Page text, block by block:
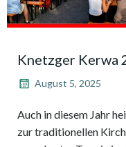
Knetzger Kerwa
August 5, 2025
Auch in diesem Jahr
zur traditionellen